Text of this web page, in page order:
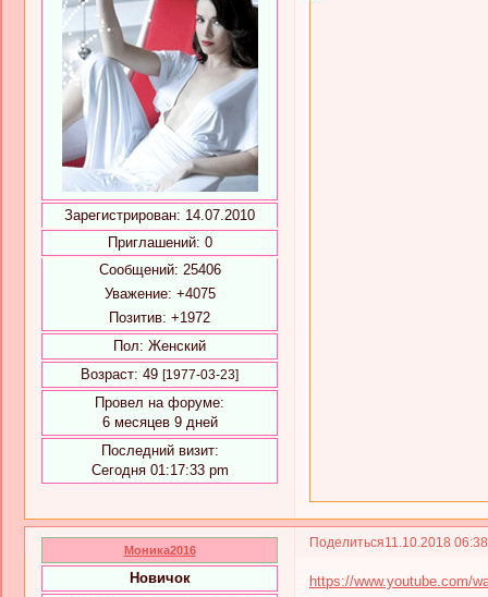
Зарегистрирован: 14.07.2010
Приглашений: 0
Сообщений: 25406
Уважение: +4075
Позитив: +1972
Пол: Женский
Возраст: 49 [1977-03-23]
Провел на форуме:
6 месяцев 9 дней
Последний визит:
Сегодня 01:17:33 pm
Поделиться11.10.2018
Моника2016
Новичок
https://www.youtube.com/